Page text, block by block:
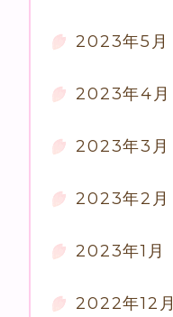
2023年5月
2023年4月
2023年3月
2023年2月
2023年1月
2022年12月